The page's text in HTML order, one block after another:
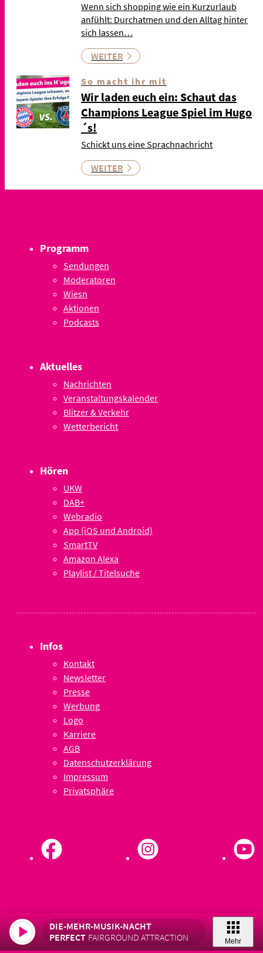
Wenn sich shopping wie ein Kurzurlaub
anfühlt: Durchatmen und den Alltag hinter
sich lassen…
WEITER
So macht ihr mit
Wir laden euch ein: Schaut das
Champions League Spiel im Hugo
´s!
Schickt uns eine Sprachnachricht
WEITER
Programm
Sendungen
Moderatoren
Wiesn
Aktionen
Podcasts
Aktuelles
Nachrichten
Veranstaltungskalender
Blitzer & Verkehr
Wetterbericht
Hören
UKW
DAB+
Webradio
App (iOS und Android)
SmartTV
Amazon Alexa
Playlist / Titelsuche
Infos
Kontakt
Newsletter
Presse
Werbung
Logo
Karriere
AGB
Datenschutzerklärung
Impressum
Privatsphäre
DIE-MEHR-MUSIK-NACHT
PERFECT FAIRGROUND ATTRACTION Mehr